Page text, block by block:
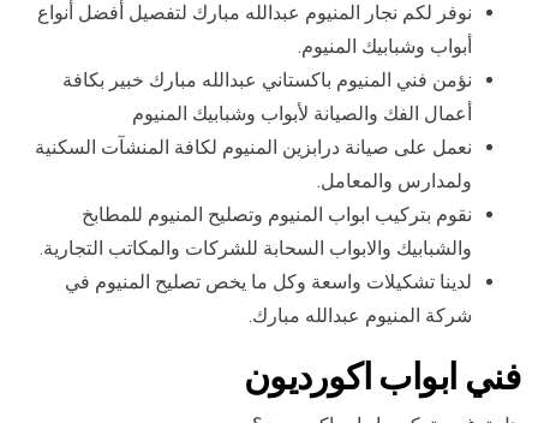
نوفر لكم نجار المنيوم عبدالله مبارك لتفصيل أفضل أنواع
أبواب وشبابيك المنيوم.
نؤمن فني المنيوم باكستاني عبدالله مبارك خبير بكافة
أعمال الفك والصيانة لأبواب وشبابيك المنيوم
نعمل على صيانة درابزين المنيوم لكافة المنشآت السكنية
ولمدارس والمعامل.
نقوم بتركيب ابواب المنيوم وتصليح المنيوم للمطابخ
والشبابيك والابواب السحابة للشركات والمكاتب التجارية.
لدينا تشكيلات واسعة وكل ما يخص تصليح المنيوم في
شركة المنيوم عبدالله مبارك.
فني ابواب اكورديون